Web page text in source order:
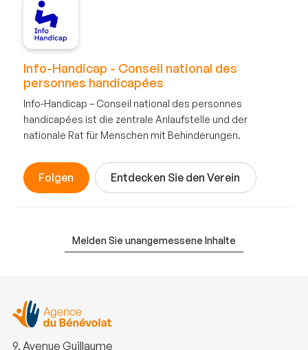
Info-Handicap - Conseil national des
personnes handicapées
Info-Handicap – Conseil national des personnes
handicapées ist die zentrale Anlaufstelle und der
nationale Rat für Menschen mit Behinderungen.
Folgen Entdecken Sie den Verein
Melden Sie unangemessene Inhalte
9, Avenue Guillaume